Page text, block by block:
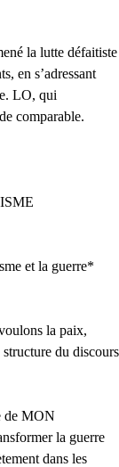
la lutte défaitiste
en s’adressant
LO, qui
comparable.
et la guerre*
la paix,
structure du discours
de MON
la guerre
dans les